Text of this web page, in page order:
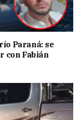
Paraná: se
con Fabián